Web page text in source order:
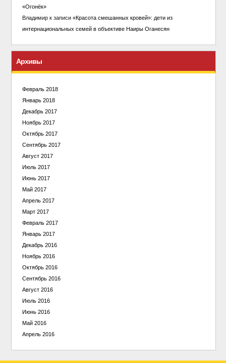
«Огонёк»
Владимирк записи «Красота смешанных кровей»: дети из
интернациональных семей в объективе Наиры Оганесян
Архивы
Февраль 2018
Январь 2018
Декабрь 2017
Ноябрь 2017
Октябрь 2017
Сентябрь 2017
Август 2017
Июль 2017
Июнь 2017
Май 2017
Апрель 2017
Март 2017
Февраль 2017
Январь 2017
Декабрь 2016
Ноябрь 2016
Октябрь 2016
Сентябрь 2016
Август 2016
Июль 2016
Июнь 2016
Май 2016
Апрель 2016